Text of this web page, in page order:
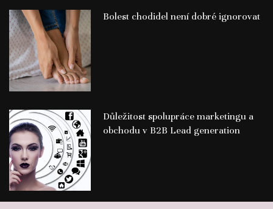
Bolest chodidel není dobré ignorovat
Důležitost spolupráce marketingu a
obchodu v B2B Lead generation